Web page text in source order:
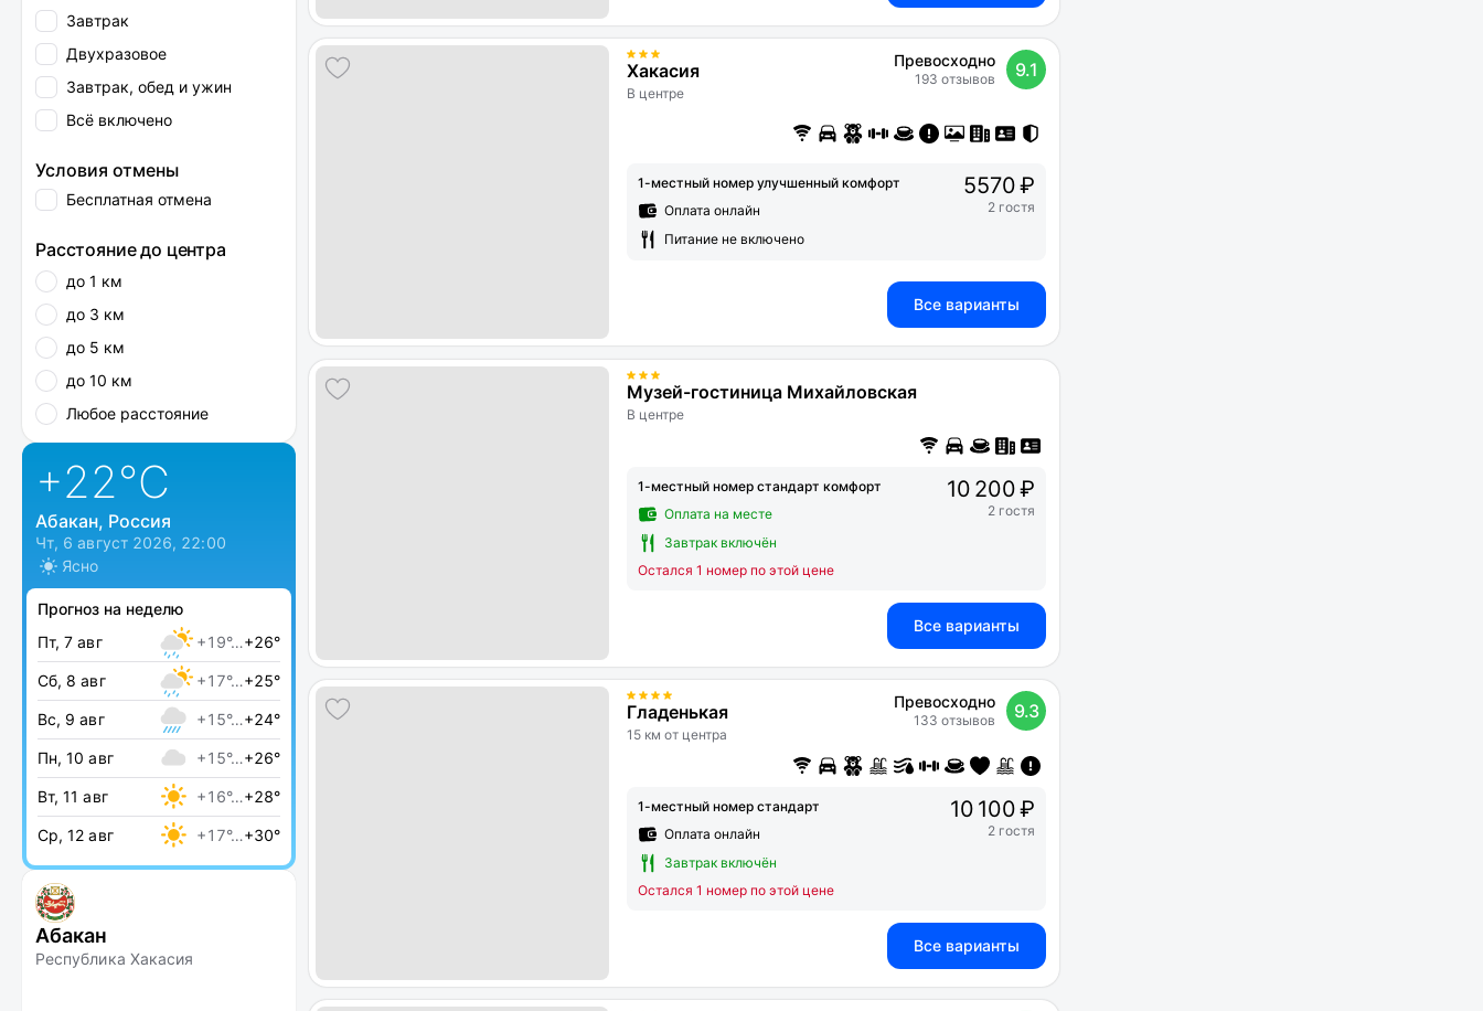
Завтрак
Двухразовое
Завтрак, обед и ужин
Всё включено
Условия отмены
Бесплатная отмена
Расстояние до центра
до 1 км
до 3 км
до 5 км
до 10 км
Любое расстояние
+22°C
Абакан, Россия
Чт, 6 август 2026, 22:00
Ясно
Прогноз на неделю
Пт, 7 авг
+19°…+26°
Сб, 8 авг +17°…+25°
Вс, 9 авг +15°…+24°
Пн, 10 авг +15°…+26°
Вт, 11 авг +16°…+28°
Ср, 12 авг +17°…+30°
Абакан
Республика Хакасия
Хакасия
В центре
Превосходно
193 отзывов 9.1
1-местный номер улучшенный комфорт
Оплата онлайн
Питание не включено
5570 ₽
2 гостя
Все варианты
Музей-гостиница Михайловская
В центре
1-местный номер стандарт комфорт
Оплата на месте
Завтрак включён
Остался 1 номер по этой цене
10 200 ₽
2 гостя
Все варианты
Гладенькая
15 км от центра
Превосходно
133 отзывов 9.3
1-местный номер стандарт
Оплата онлайн
Завтрак включён
Остался 1 номер по этой цене
10 100 ₽
2 гостя
Все варианты